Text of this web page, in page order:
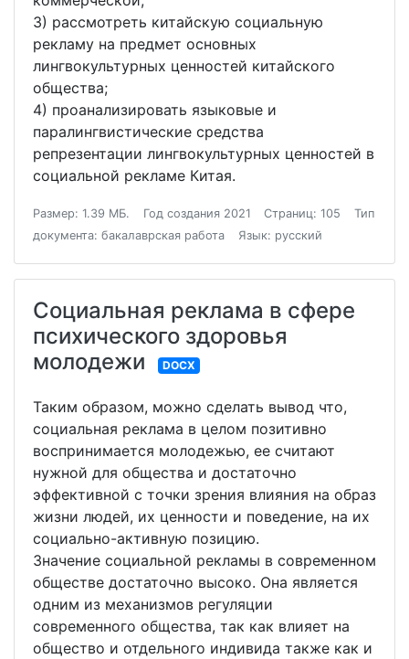
3) рассмотреть китайскую социальную
рекламу на предмет основных
лингвокультурных ценностей китайского
общества;
4) проанализировать языковые и
паралингвистические средства
репрезентации лингвокультурных ценностей в
социальной рекламе Китая.
Размер: 1.39 МБ. Год создания 2021 Страниц: 105
Тип
документа: бакалаврская работа
Язык: русский
Социальная реклама в сфере
психического здоровья
молодежи
DOCX
Таким образом, можно сделать вывод что,
социальная реклама в целом позитивно
воспринимается молодежью, ее считают
нужной для общества и достаточно
эффективной с точки зрения влияния на образ
жизни людей, их ценности и поведение, на их
социально-активную позицию.
Значение социальной рекламы в современном
обществе достаточно высоко. Она является
одним из механизмов регуляции
современного общества, так как влияет на
общество и отдельного индивида также как и